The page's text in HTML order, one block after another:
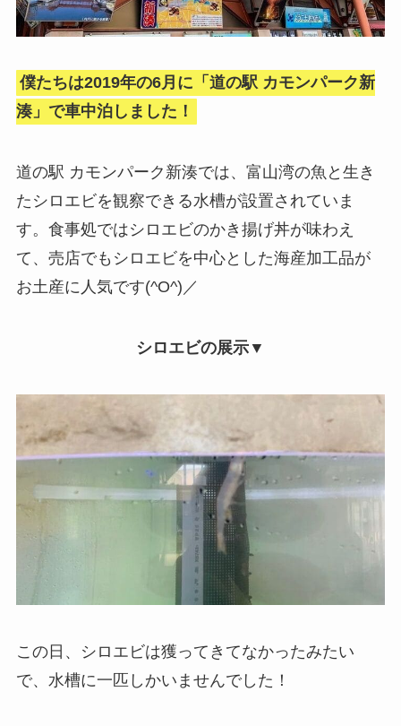
僕たちは2019年の6月に「道の駅 カモンパーク新
湊」で車中泊しました！
道の駅 カモンパーク新湊では、富山湾の魚と生き
たシロエビを観察できる水槽が設置されていま
す。食事処ではシロエビのかき揚げ丼が味わえ
て、売店でもシロエビを中心とした海産加工品が
お土産に人気です(^O^)／
シロエビの展示▼
この日、シロエビは獲ってきてなかったみたい
で、水槽に一匹しかいませんでした！